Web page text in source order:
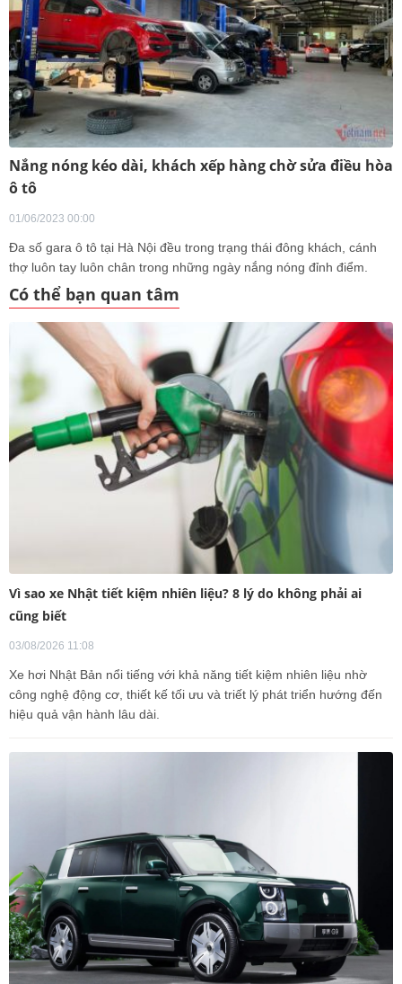
Nắng nóng kéo dài, khách xếp hàng chờ sửa điều hòa
ô tô
01/06/2023 00:00
Đa số gara ô tô tại Hà Nội đều trong trạng thái đông khách, cánh
thợ luôn tay luôn chân trong những ngày nắng nóng đỉnh điểm.
Có thể bạn quan tâm
Vì sao xe Nhật tiết kiệm nhiên liệu? 8 lý do không phải ai
cũng biết
03/08/2026 11:08
Xe hơi Nhật Bản nổi tiếng với khả năng tiết kiệm nhiên liệu nhờ
công nghệ động cơ, thiết kế tối ưu và triết lý phát triển hướng đến
hiệu quả vận hành lâu dài.